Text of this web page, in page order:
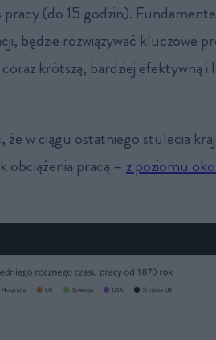
pracy (do 15 godzin).
będzie rozwiązywać kluczowe
krótszą, bardziej efektywną i
w ciągu ostatniego stulecia
obciążenia pracą – z poziomu